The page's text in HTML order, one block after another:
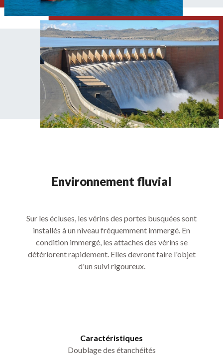
Environnement fluvial
Sur les écluses, les vérins des portes busquées sont
installés à un niveau fréquemment immergé. En
condition immergé, les attaches des vérins se
détériorent rapidement. Elles devront faire l'objet
d'un suivi rigoureux.
Caractéristiques
Doublage des étanchéités